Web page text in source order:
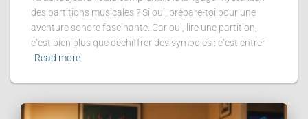
des partitions musicales ? Si oui, prépare-toi pour une
aventure sonore fascinante. Car oui, lire une partition,
c’est bien plus que déchiffrer des symboles : c’est entrer
Read more